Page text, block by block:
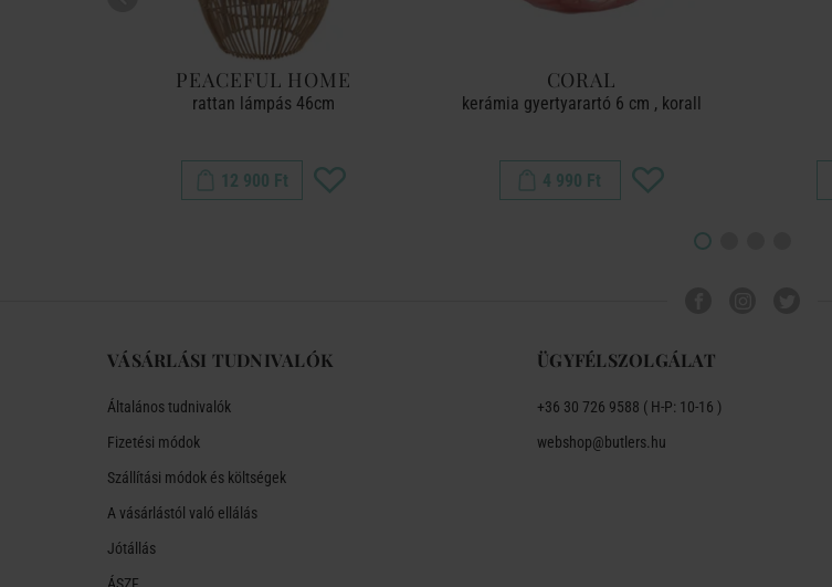
PEACEFUL HOME
rattan lámpás 46cm
12 900 Ft
CORAL
kerámia gyertyarartó 6 cm , korall
4 990 Ft
VÁSÁRLÁSI TUDNIVALÓK
Általános tudnivalók
Fizetési módok
Szállítási módok és költségek
A vásárlástól való ellálás
Jótállás
ÜGYFÉLSZOLGÁLAT
+36 30 726 9588 ( H-P: 10-16 )
webshop@butlers.hu